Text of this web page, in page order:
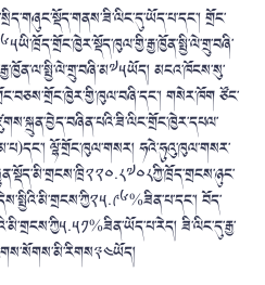
གྲོང་
མངའ་ཁོངས་སུ་
གསེར་ཁོག ཙོང་
ལྷོ་གྲོང་ཁུལ་གསར། ཧའེ་ཧུའུ་ཁུལ་གསར་
བོད་
ཟི་ལིང་དུ་རྒྱ་